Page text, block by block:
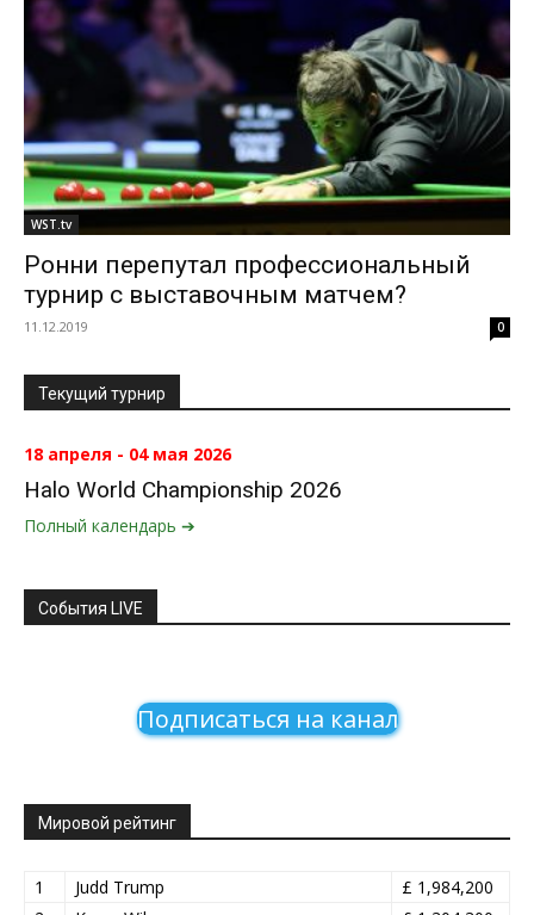
WST.tv
Ронни перепутал профессиональный
турнир с выставочным матчем?
11.12.2019 0
Текущий турнир
18 апреля - 04 мая 2026
Halo World Championship 2026
Полный календарь ➔
События LIVE
Подписаться на канал
Мировой рейтинг
1 Judd Trump
£ 1,984,200